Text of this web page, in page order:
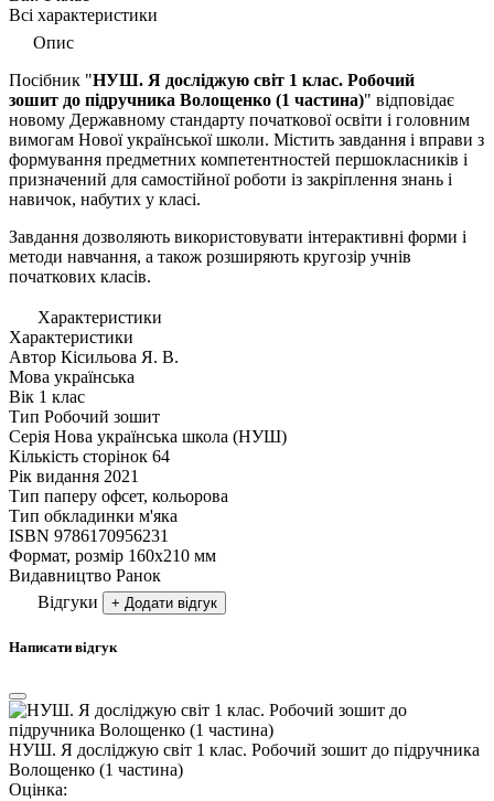
Всі характеристики
Опис
Посiбник "НУШ. Я досліджую світ 1 клас. Робочий
зошит до підручника Волощенко (1 частина)" відповідає
новому Державному стандарту початкової освіти і головним
вимогам Нової української школи. Містить завдання і вправи з
формування предметних компетентностей першокласників і
призначений для самостійної роботи із закріплення знань і
навичок, набутих у класі.
Завдання дозволяють використовувати інтерактивні форми і
методи навчання, а також розширяють кругозір учнів
початкових класів.
Характеристики
Характеристики
Автор Кісильова Я. В.
Мова українська
Вік 1 клас
Тип Робочий зошит
Серія Нова українська школа (НУШ)
Кількість сторінок 64
Рік видання 2021
Тип паперу офсет, кольорова
Тип обкладинки м'яка
ISBN 9786170956231
Формат, розмір 160х210 мм
Видавництво Ранок
Відгуки
+ Додати відгук
Написати відгук
НУШ. Я досліджую світ 1 клас. Робочий зошит до підручника
Волощенко (1 частина)
Оцінка: